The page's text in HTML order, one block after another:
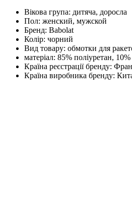
Вікова група: дитяча, доросла
Пол: женский, мужской
Бренд: Babolat
Колір: чорний
Вид товару: обмотки для
матеріал: 85% поліуретан,
Країна реєстрації бренду:
Країна виробника бренду: